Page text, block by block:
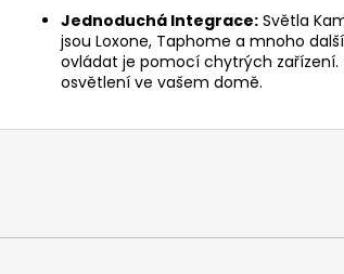
Jednoduchá Integrace: Světla
jsou Loxone, Taphome a mnoho
ovládat je pomocí chytrých
osvětlení ve vašem domě.